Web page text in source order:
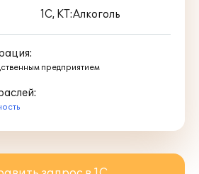
1С, КТ:Алкоголь
предприятием